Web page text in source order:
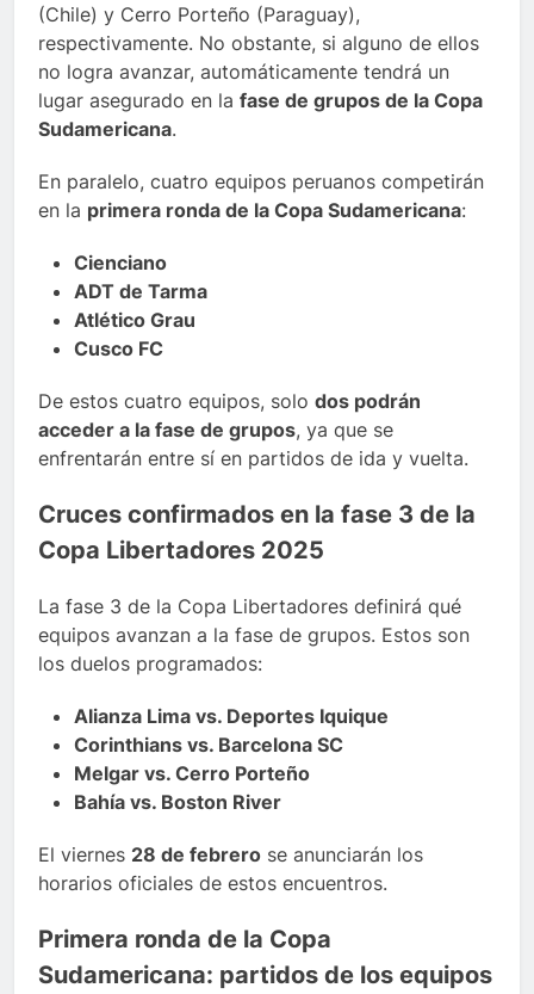
(Chile) y Cerro Porteño (Paraguay),
respectivamente. No obstante, si alguno de ellos
no logra avanzar, automáticamente tendrá un
lugar asegurado en la fase de grupos de la Copa
Sudamericana.
En paralelo, cuatro equipos peruanos competirán
en la primera ronda de la Copa Sudamericana:
Cienciano
ADT de Tarma
Atlético Grau
Cusco FC
De estos cuatro equipos, solo dos podrán
acceder a la fase de grupos, ya que se
enfrentarán entre sí en partidos de ida y vuelta.
Cruces confirmados en la fase 3 de la
Copa Libertadores 2025
La fase 3 de la Copa Libertadores definirá qué
equipos avanzan a la fase de grupos. Estos son
los duelos programados:
Alianza Lima vs. Deportes Iquique
Corinthians vs. Barcelona SC
Melgar vs. Cerro Porteño
Bahía vs. Boston River
El viernes 28 de febrero se anunciarán los
horarios oficiales de estos encuentros.
Primera ronda de la Copa
Sudamericana: partidos de los equipos